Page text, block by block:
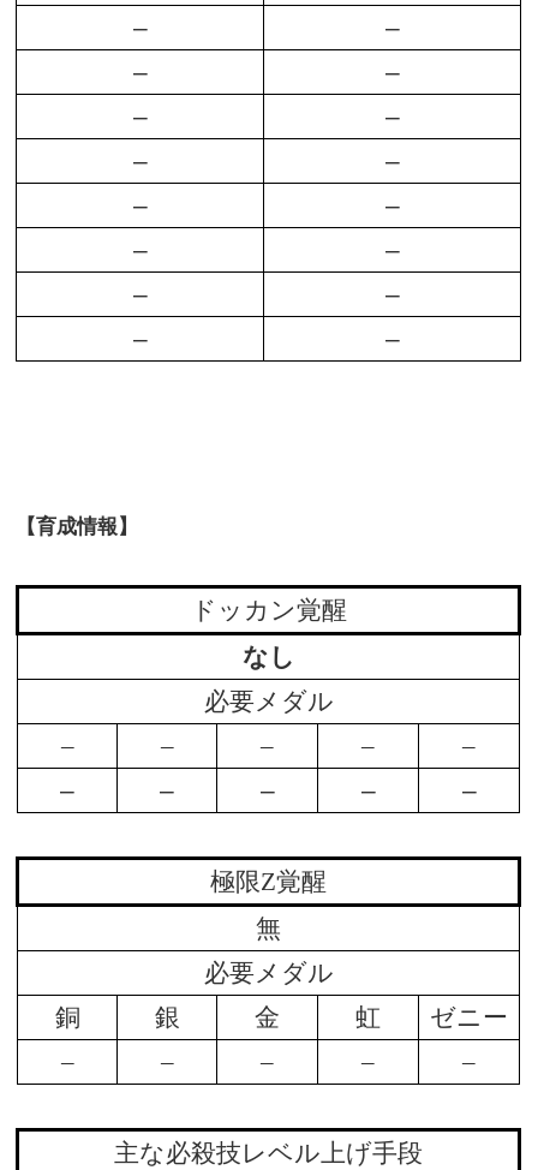
–
–
–
–
–
–
–
–
–
–
–
–
–
–
–
–
【育成情報】
ドッカン覚醒
なし
必要メダル
–
– – –
–
–
– – – –
極限Z覚醒
無
必要メダル
銅
銀 金 虹
ゼニー
–
– – – –
主な必殺技レベル上げ手段